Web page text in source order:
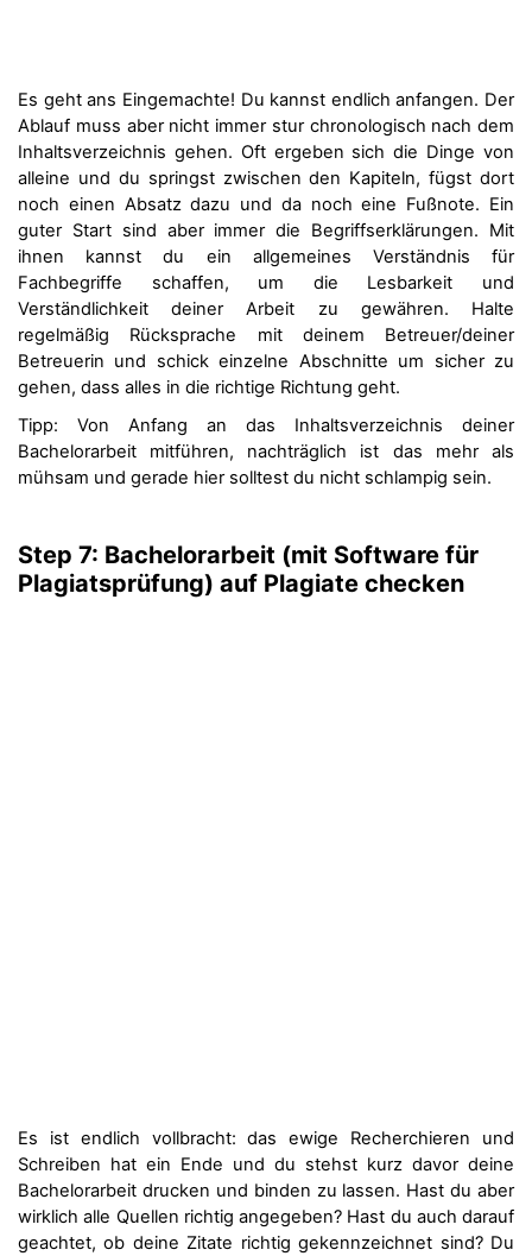
Es geht ans Eingemachte! Du kannst endlich anfangen. Der
Ablauf muss aber nicht immer stur chronologisch nach dem
Inhaltsverzeichnis gehen. Oft ergeben sich die Dinge von
alleine und du springst zwischen den Kapiteln, fügst dort
noch einen Absatz dazu und da noch eine Fußnote. Ein
guter Start sind aber immer die Begriffserklärungen. Mit
ihnen kannst du ein allgemeines Verständnis für
Fachbegriffe schaffen, um die Lesbarkeit und
Verständlichkeit deiner Arbeit zu gewähren. Halte
regelmäßig Rücksprache mit deinem Betreuer/deiner
Betreuerin und schick einzelne Abschnitte um sicher zu
gehen, dass alles in die richtige Richtung geht.
Tipp: Von Anfang an das Inhaltsverzeichnis deiner
Bachelorarbeit mitführen, nachträglich ist das mehr als
mühsam und gerade hier solltest du nicht schlampig sein.
Step 7: Bachelorarbeit (mit Software für
Plagiatsprüfung) auf Plagiate checken
Es ist endlich vollbracht: das ewige Recherchieren und
Schreiben hat ein Ende und du stehst kurz davor deine
Bachelorarbeit drucken und binden zu lassen. Hast du aber
wirklich alle Quellen richtig angegeben? Hast du auch darauf
geachtet, ob deine Zitate richtig gekennzeichnet sind? Du